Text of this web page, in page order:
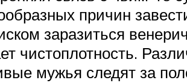
причин
заразиться
чистоплотность.
мужья следят за